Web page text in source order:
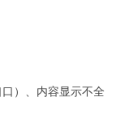
）、内容显示不全